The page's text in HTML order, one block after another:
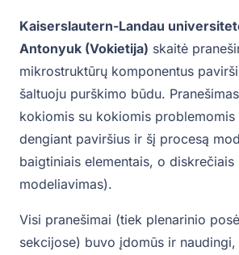
Kaiserslautern-Landau
Antonyuk (Vokietija) skaitė
mikrostruktūrų komponentus
šaltuoju purškimo būdu.
kokiomis su kokiomis problemomis
dengiant paviršius ir šį procesą
baigtiniais elementais, o
modeliavimas).
Visi pranešimai (tiek plenarinio
sekcijose) buvo įdomūs ir